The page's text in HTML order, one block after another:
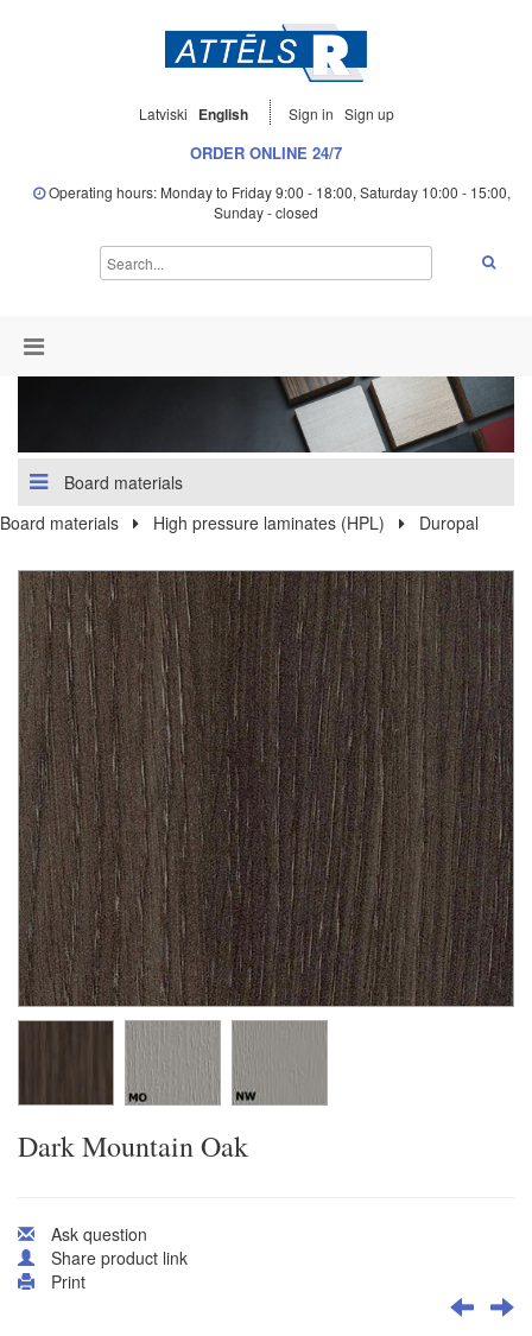
Latviski English Sign in Sign up
ORDER ONLINE 24/7
Operating hours: Monday to Friday 9:00 - 18:00, Saturday 10:00 - 15:00,
Sunday - closed
Board materials
Board materials
High pressure laminates (HPL) Duropal
Dark Mountain Oak
Ask question
Share product link
Print